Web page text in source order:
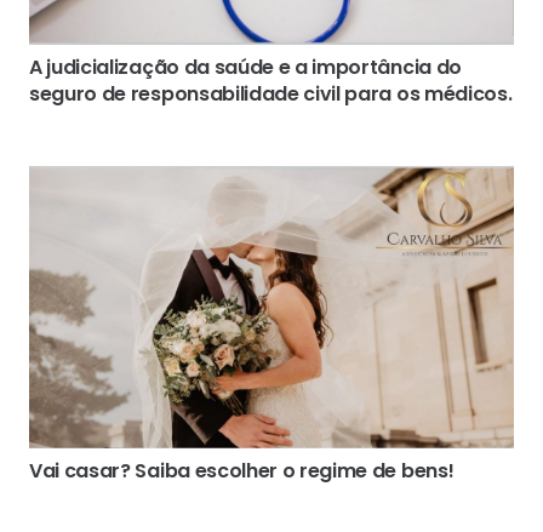
A judicialização da saúde e a importância do
seguro de responsabilidade civil para os médicos.
Vai casar? Saiba escolher o regime de bens!